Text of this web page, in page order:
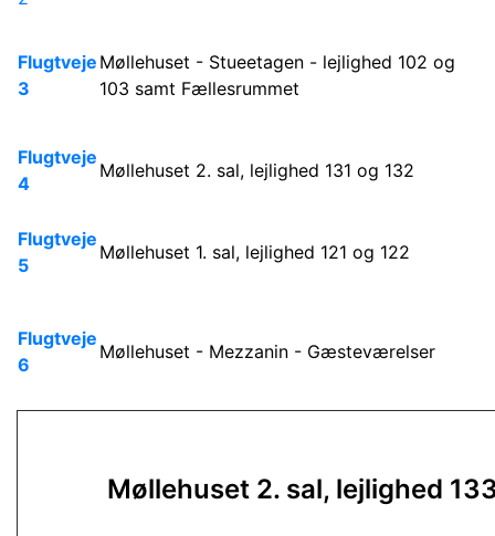
Flugtveje
3
Møllehuset - Stueetagen - lejlighed 102 og
103 samt Fællesrummet
Flugtveje
4
Møllehuset 2. sal, lejlighed 131 og 132
Flugtveje
5
Møllehuset 1. sal, lejlighed 121 og 122
Flugtveje
6
Møllehuset - Mezzanin - Gæsteværelser
Møllehuset 2. sal, lejlighed